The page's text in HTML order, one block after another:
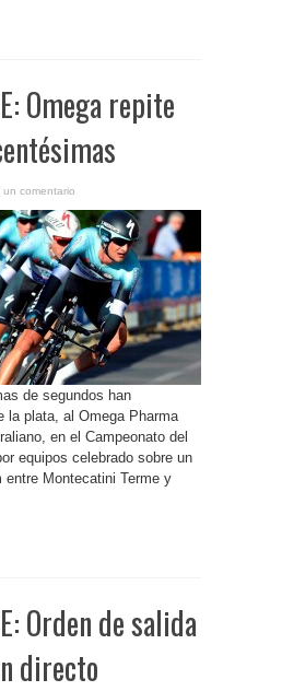
Omega repite
un comentario
de segundos han
la plata, al Omega Pharma
en el Campeonato del
equipos celebrado sobre un
entre Montecatini Terme y
Orden de salida
directo